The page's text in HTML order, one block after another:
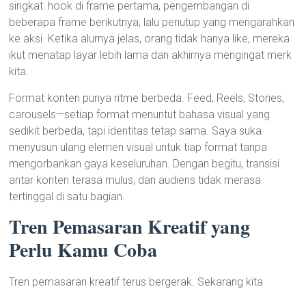
singkat: hook di frame pertama, pengembangan di
beberapa frame berikutnya, lalu penutup yang mengarahkan
ke aksi. Ketika alurnya jelas, orang tidak hanya like, mereka
ikut menatap layar lebih lama dan akhirnya mengingat merk
kita.
Format konten punya ritme berbeda. Feed, Reels, Stories,
carousels—setiap format menuntut bahasa visual yang
sedikit berbeda, tapi identitas tetap sama. Saya suka
menyusun ulang elemen visual untuk tiap format tanpa
mengorbankan gaya keseluruhan. Dengan begitu, transisi
antar konten terasa mulus, dan audiens tidak merasa
tertinggal di satu bagian.
Tren Pemasaran Kreatif yang
Perlu Kamu Coba
Tren pemasaran kreatif terus bergerak. Sekarang kita